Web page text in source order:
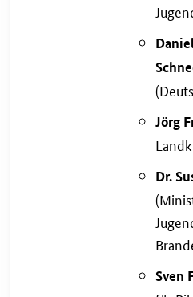
Jörg
Dr.
Sven